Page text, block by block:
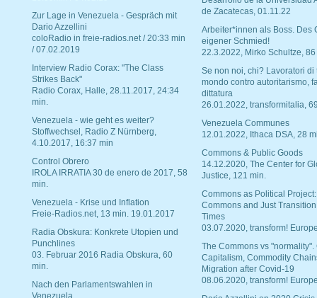
Zur Lage in Venezuela - Gespräch mit
Dario Azzellini
coloRadio in freie-radios.net / 20:33 min
/ 07.02.2019
Interview Radio Corax: "The Class
Strikes Back"
Radio Corax, Halle, 28.11.2017, 24:34
min.
Venezuela - wie geht es weiter?
Stoffwechsel, Radio Z Nürnberg,
4.10.2017, 16:37 min
Control Obrero
IROLA IRRATIA 30 de enero de 2017, 58
min.
Venezuela - Krise und Inflation
Freie-Radios.net, 13 min. 19.01.2017
Radia Obskura: Konkrete Utopien und
Punchlines
03. Februar 2016 Radia Obskura, 60
min.
Nach den Parlamentswahlen in
Venezuela
de Zacatecas, 01.11.22
Arbeiter*innen als Boss. Des
eigener Schmied!
22.3.2022, Mirko Schultze, 86
Se non noi, chi? Lavoratori di
mondo contro autoritarismo,
dittatura
26.01.2022, transformitalia,
Venezuela Communes
12.01.2022, Ithaca DSA, 28
Commons & Public Goods
14.12.2020, The Center for
Justice, 121 min.
Commons as Political Project:
Commons and Just
Times
03.07.2020, transform!
The Commons vs "normality".
Capitalism, Commodity
Migration after Covid-19
08.06.2020, transform!